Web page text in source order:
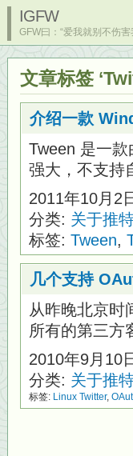
IGFW
GFW曰：“爱我就别不伤害
文章标签
介绍一款
Tween 是一
强大，不支持
2011年10月2
分类: 关于推
标签: Tween,
几个支持
从昨晚北京时
所有的第三
2010年9月10
分类: 关于推
标签: Linux Twitter,